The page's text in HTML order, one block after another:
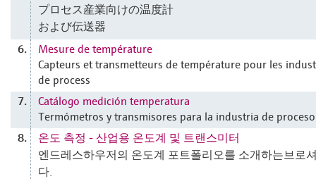
プロセス産業向けの温度計
および伝送器
6.
Mesure de température
Capteurs et transmetteurs de température pour les
de process
7.
Catálogo medición temperatura
Termómetros y transmisores para la industria de proceso
8.
온도 측정 - 산업용 온도계 및 트랜스미터
엔드레스하우저의 온도계 포트폴리오를 소개하는브로
다.